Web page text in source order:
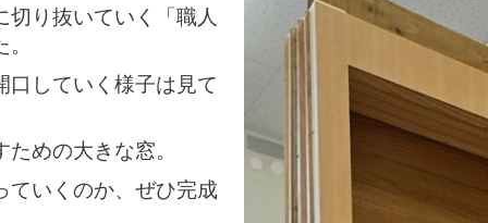
り抜いていく「職人
口していく様子は見て
めの大きな窓。
ていくのか、ぜひ完成